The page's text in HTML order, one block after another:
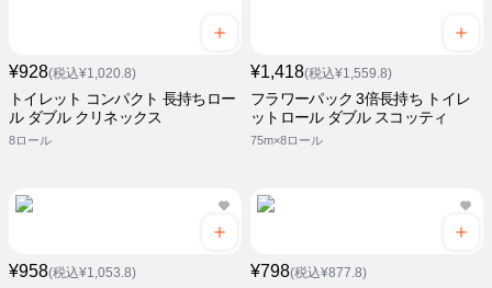
¥928(税込¥1,020.8)
トイレット コンパクト 長持ちロー
ル ダブル クリネックス
8ロール
¥1,418(税込¥1,559.8)
フラワーパック 3倍長持ち トイレ
ットロール ダブル スコッティ
75m×8ロール
¥958(税込¥1,053.8) ¥798(税込¥877.8)